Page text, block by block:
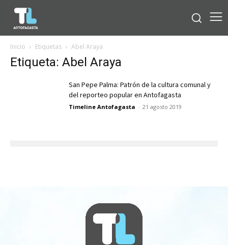
Inicio Etiquetas Abel Araya
Etiqueta: Abel Araya
San Pepe Palma: Patrón de la cultura comunal y
del reporteo popular en Antofagasta
Timeline Antofagasta - 21 agosto 2019